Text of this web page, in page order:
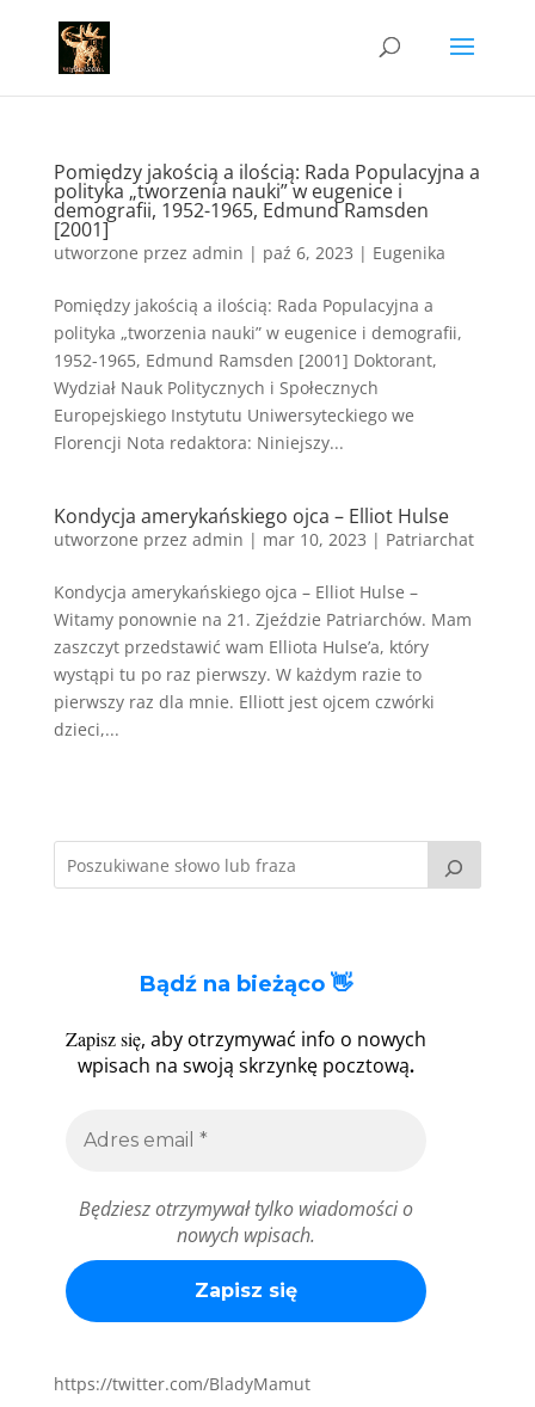
Pomiędzy jakością a ilością: Rada Populacyjna a
polityka „tworzenia nauki” w eugenice i
demografii, 1952-1965, Edmund Ramsden
[2001]
utworzone przez admin | paź 6, 2023 | Eugenika
Pomiędzy jakością a ilością: Rada Populacyjna a
polityka „tworzenia nauki” w eugenice i demografii,
1952-1965, Edmund Ramsden [2001] Doktorant,
Wydział Nauk Politycznych i Społecznych
Europejskiego Instytutu Uniwersyteckiego we
Florencji Nota redaktora: Niniejszy...
Kondycja amerykańskiego ojca – Elliot Hulse
utworzone przez admin | mar 10, 2023 | Patriarchat
Kondycja amerykańskiego ojca – Elliot Hulse –
Witamy ponownie na 21. Zjeździe Patriarchów. Mam
zaszczyt przedstawić wam Elliota Hulse’a, który
wystąpi tu po raz pierwszy. W każdym razie to
pierwszy raz dla mnie. Elliott jest ojcem czwórki
dzieci,...
Bądź na bieżąco 👋
Zapisz się, aby otrzymywać info o nowych
wpisach na swoją skrzynkę pocztową.
Będziesz otrzymywał tylko wiadomości o
nowych wpisach.
https://twitter.com/BladyMamut